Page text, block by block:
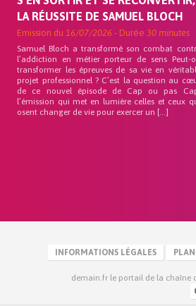
LA RÉUSSITE DE SAMUEL BLOCH
Emission du16/07/2026 - Durée30 minutes
Samuel Bloch a transformé son combat
l’addiction en métier porteur de sens Peut-
transformer les épreuves de sa vie en
projet professionnel ? C’est la question au
de ce nouvel épisode de Cap ou pas
l’émission qui met en lumière celles et ceux
osent changer de vie pour exercer un […]
INFORMATIONS LÉGALES
demain.fr le portail de la chaîne